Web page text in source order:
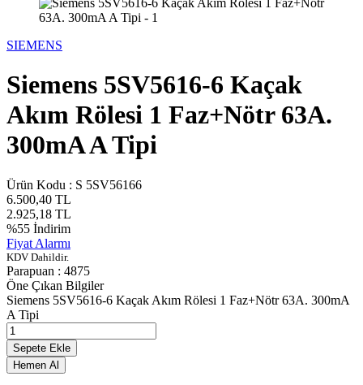
SIEMENS
Siemens 5SV5616-6 Kaçak
Akım Rölesi 1 Faz+Nötr 63A.
300mA A Tipi
Ürün Kodu : S 5SV56166
6.500,40 TL
2.925,18 TL
%55 İndirim
Fiyat Alarmı
KDV Dahildir.
Parapuan : 4875
Öne Çıkan Bilgiler
Siemens 5SV5616-6 Kaçak Akım Rölesi 1 Faz+Nötr 63A. 300mA
A Tipi
Sepete Ekle
Hemen Al